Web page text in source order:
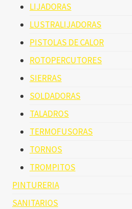
LIJADORAS
LUSTRALIJADORAS
PISTOLAS DE CALOR
ROTOPERCUTORES
SIERRAS
SOLDADORAS
TALADROS
TERMOFUSORAS
TORNOS
TROMPITOS
PINTURERIA
SANITARIOS